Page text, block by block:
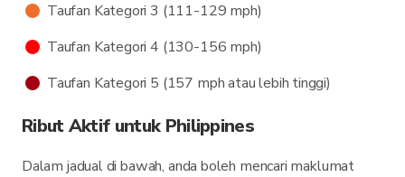
Taufan Kategori 3 (111-129 mph)
Taufan Kategori 4 (130-156 mph)
Taufan Kategori 5 (157 mph atau lebih tinggi)
Ribut Aktif untuk Philippines
Dalam jadual di bawah, anda boleh mencari maklumat